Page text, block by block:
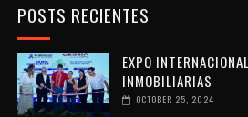
POSTS RECIENTES
EXPO
INMOBILIARIAS
OCTOBER 25, 2024